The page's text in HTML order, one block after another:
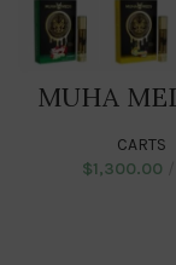
MUHA
CARTS
$1,300.00